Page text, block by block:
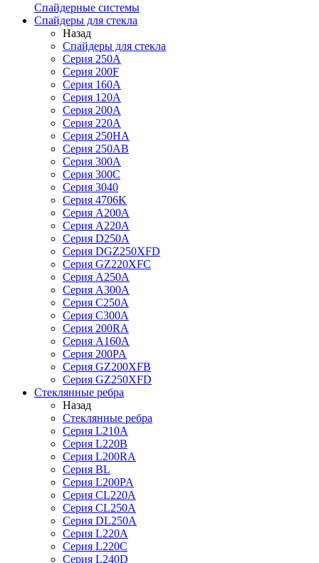
Спайдерные системы
Спайдеры для стекла
Назад
Спайдеры для стекла
Серия 250А
Серия 200F
Серия 160А
Серия 120A
Серия 200А
Серия 220А
Серия 250HA
Серия 250АB
Серия 300А
Серия 300С
Серия 3040
Серия 4706K
Серия A200A
Серия A220A
Серия D250A
Серия DGZ250XFD
Серия GZ220XFC
Серия А250А
Серия А300А
Серия С250A
Серия С300A
Серия 200RA
Серия А160A
Серия 200PA
Серия GZ200XFB
Серия GZ250XFD
Стеклянные ребра
Назад
Стеклянные ребра
Серия L210А
Серия L220В
Серия L200RA
Серия BL
Серия L200PA
Серия CL220A
Серия CL250A
Серия DL250A
Серия L220A
Серия L220C
Серия L240D